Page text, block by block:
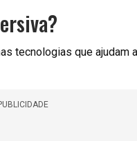
tecnologias que ajudam